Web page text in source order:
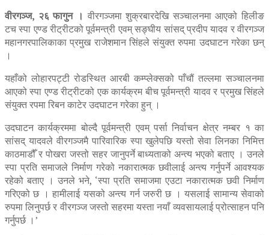
वीरगञ्ज, २६ फागुन । वीरगञ्जमा शुक्रबारदेखि सञ्चालनमा आएको हिलीङ
टच स्पा एण्ड रीट्रीटको पूर्वमन्त्री एवम् सङ्घीय सांसद् प्रदीप यादव र वीरगञ्ज
महानगरपालिकाका प्रमुख राजेशमान सिंहले संयुक्त रुपमा उदघाटन गरेका छन्
।
यहाँको लोहारपट्टी रोडस्थित आरबी कम्प्लेक्सको पाँचौं तल्लमा सञ्चालनमा
आएको स्पा एण्ड रीट्रीटको एक कार्यक्रम बीच पूर्वमन्त्री यादव र प्रमुख सिंहले
संयुक्त रपमा रिबन काटेर उदघाटन गरेका हुन् ।
उदघाटन कार्यक्रममा बोल्दै पूर्वमन्त्री एवम् पर्सा निर्वाचन क्षेत्र नम्बर १ का
सांसद् यादवले वीरगञ्जमै पारिवारिक स्पा खुलेपछि यस्तो सेवा लिनका निमित्त
काठमाडौँ र पोखरा जस्तो सहर जानुपर्ने बाध्यताको अन्त्य भएको बताए । उनले
स्पा प्रति समाजले निर्माण गरेको नकारात्मक छवीलाई अन्त्य गर्नुपर्ने आवश्यक
रहेको बताए । उनले भने, ‘स्पा प्रति समाजमा एउटा नकारात्मक छवी निर्माण
गरिएको छ । हामीलाई यसको अन्त्य गर्न जरुरी छ । यसलाई सामान्य सेवाको
रुपमा लिनुपर्छ र वीरगञ्ज जस्तो सहरमा यस्ता नयाँ व्यवसायलाई प्रोत्साहन पनि
गर्नुपर्छ ।’